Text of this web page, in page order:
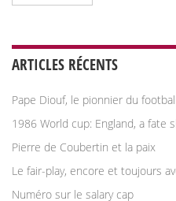
ARTICLES RÉCENTS
Pape Diouf, le pionnier du
1986 World cup: England, a fate
Pierre de Coubertin et la paix
Le fair-play, encore et toujours
Numéro sur le salary cap